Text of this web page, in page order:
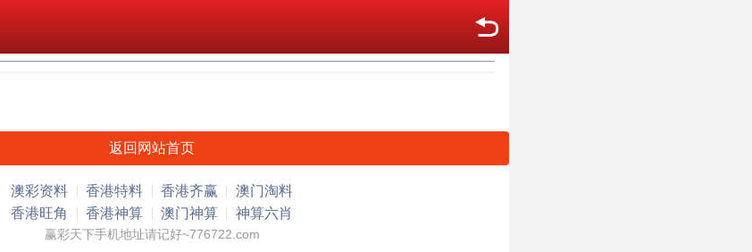
返回网站首页
澳彩资料 香港特料 香港齐赢
澳门淘料
香港旺角
香港神算 澳门神算 神算六肖
赢彩天下手机地址请记好~776722.com